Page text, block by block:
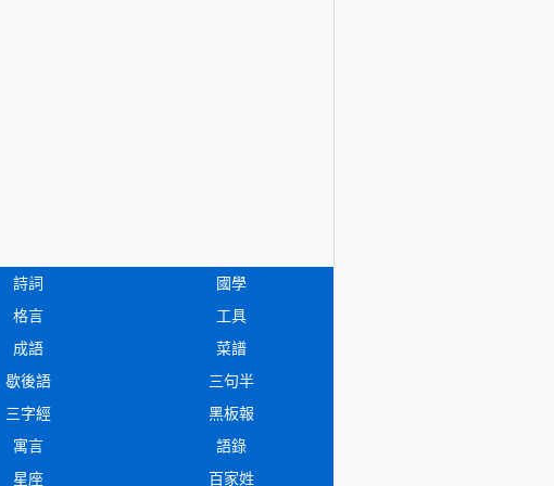
詩詞
國學
格言
工具
成語
菜譜
歇後語
三句半
三字經
黑板報
寓言
語錄
星座 百家姓